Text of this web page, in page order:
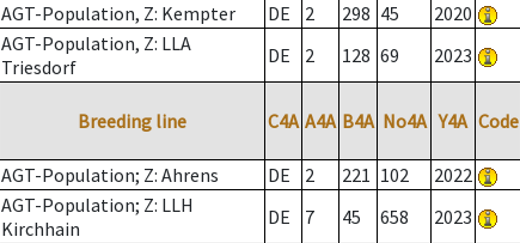
AGT-Population, Z: Kempter DE 2 298 45 2020
AGT-Population, Z: LLA
Triesdorf
DE 2 128 69 2023
Breeding line C4A A4A B4A No4A Y4A Code
AGT-Population; Z: Ahrens DE 2 221 102 2022
AGT-Population; Z: LLH
Kirchhain
DE 7 45 658 2023